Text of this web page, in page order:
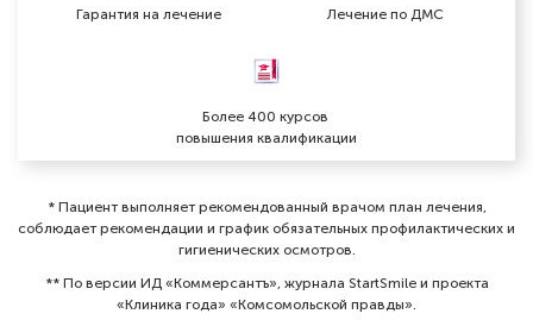
Гарантия на лечение Лечение по ДМС
Более 400 курсов
повышения квалификации
* Пациент выполняет рекомендованный врачом план лечения,
соблюдает рекомендации и график обязательных профилактических и
гигиенических осмотров⁠.
** По версии ИД «Коммерсантъ», журнала StartSmile и проекта
«Клиника года» «Комсомольской правды».